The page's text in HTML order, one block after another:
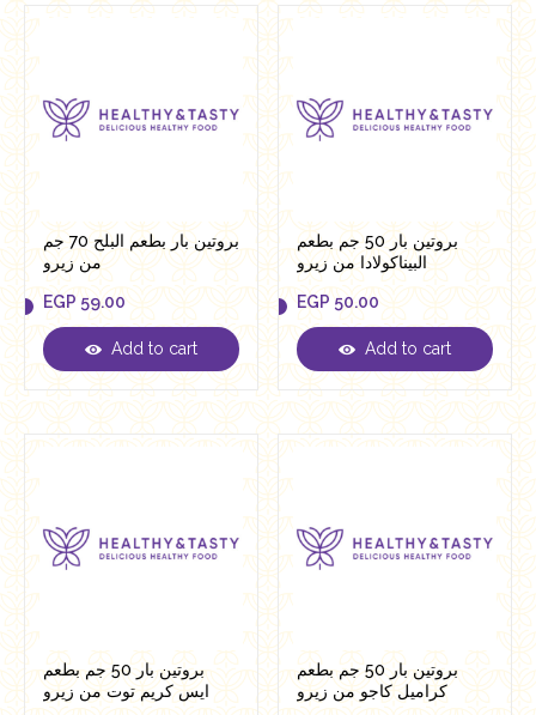
بروتين بار بطعم البلح 70 جم
من زيرو
EGP 59.00
EGP 59.00
Add to cart
بروتين بار 50 جم بطعم
البيناكولادا من زيرو
EGP 50.00
EGP 50.00
Add to cart
بروتين بار 50 جم بطعم
ايس كريم توت من زيرو
بروتين بار 50 جم بطعم
كراميل كاجو من زيرو